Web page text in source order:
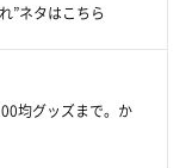
”ネタはこちら
均グッズまで。か